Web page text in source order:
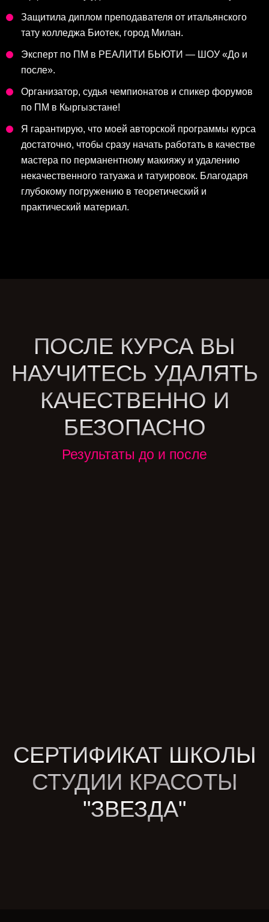
Защитила диплом преподавателя от итальянского
тату колледжа Биотек, город Милан.
Эксперт по ПМ в РЕАЛИТИ БЬЮТИ — ШОУ «До и
после».
Организатор, судья чемпионатов и спикер форумов
по ПМ в Кыргызстане!
Я гарантирую, что моей авторской программы курса
достаточно, чтобы сразу начать работать в качестве
мастера по перманентному макияжу и удалению
некачественного татуажа и татуировок. Благодаря
глубокому погружению в теоретический и
практический материал.
ПОСЛЕ КУРСА ВЫ
НАУЧИТЕСЬ УДАЛЯТЬ
КАЧЕСТВЕННО И
БЕЗОПАСНО
Результаты до и после
СЕРТИФИКАТ ШКОЛЫ
СТУДИИ КРАСОТЫ
"ЗВЕЗДА"